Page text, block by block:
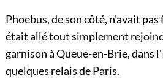
Phoebus, de son côté, n'avait
était allé tout simplement
garnison à Queue-en-Brie, dans
quelques relais de Paris.